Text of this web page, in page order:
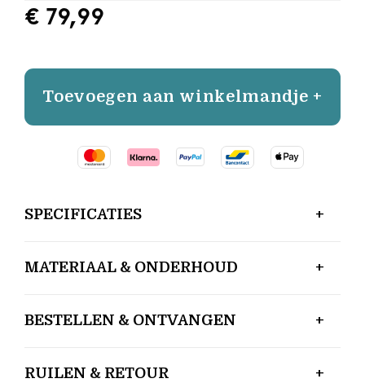
€ 79,99
Toevoegen aan winkelmandje +
SPECIFICATIES
MATERIAAL & ONDERHOUD
BESTELLEN & ONTVANGEN
RUILEN & RETOUR